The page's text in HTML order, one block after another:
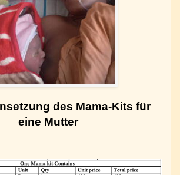
des Mama-Kits für
eine Mutter